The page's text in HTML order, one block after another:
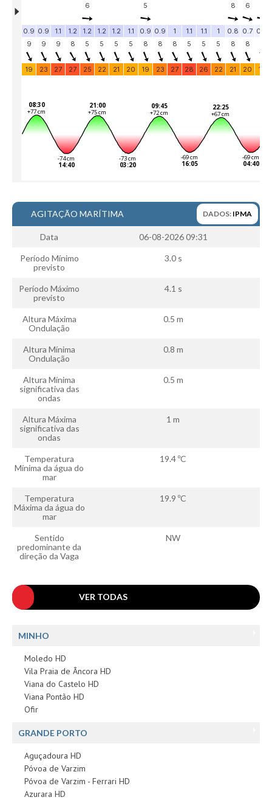
Alentejo
Algarve
Loja
Pranchas
SurfWear
Skate
Acessórios de moda
Cursos de Shape
Contactos Surftotal
AGITAÇÃO MARÍTIMA DADOS: IPMA
Data 06-08-2026 09:31
Período Mínimo
previsto
3.0 s
Período Máximo
previsto
4.1 s
Altura Máxima
Ondulação
0.5 m
Altura Mínima
Ondulação
0.8 m
Altura Mínima
significativa das
ondas
0.5 m
Altura Máxima
significativa das
ondas
1 m
Temperatura
Mínima da água do
mar
19.4 ºC
Temperatura
Máxima da água do
mar
19.9 ºC
Sentido
predominante da
direção da Vaga
NW
VER TODAS
MINHO
Moledo HD
Vila Praia de Âncora HD
Viana do Castelo HD
Viana Pontão HD
Ofir
GRANDE PORTO
Aguçadoura HD
Póvoa de Varzim
Póvoa de Varzim - Ferrari HD
Azurara HD